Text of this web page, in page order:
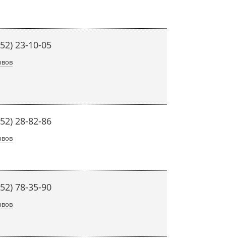
23-10-05
28-82-86
78-35-90